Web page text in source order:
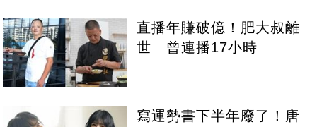
直播年賺破億！肥大叔離
世 曾連播17小時
寫運勢書下半年廢了！唐